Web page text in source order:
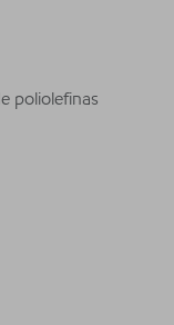
poliolefinas